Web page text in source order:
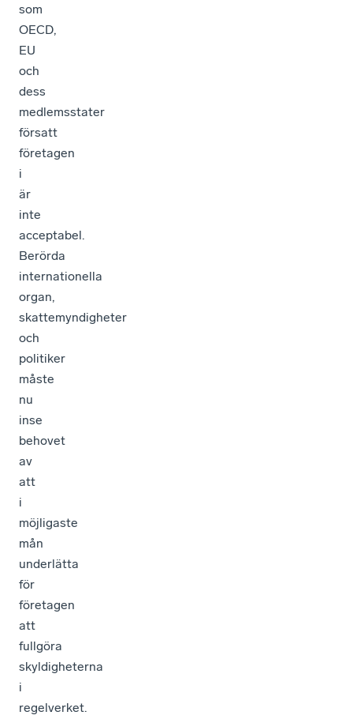
som
OECD,
EU
och
dess
medlemsstater
försatt
företagen
i
är
inte
acceptabel.
Berörda
internationella
organ,
skattemyndigheter
och
politiker
måste
nu
inse
behovet
av
att
i
möjligaste
mån
underlätta
för
företagen
att
fullgöra
skyldigheterna
i
regelverket.